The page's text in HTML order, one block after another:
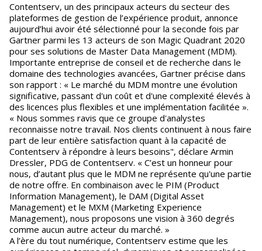
Contentserv, un des principaux acteurs du secteur des
plateformes de gestion de l’expérience produit, annonce
aujourd’hui avoir été sélectionné pour la seconde fois par
Gartner parmi les 13 acteurs de son Magic Quadrant 2020
pour ses solutions de Master Data Management (MDM).
Importante entreprise de conseil et de recherche dans le
domaine des technologies avancées, Gartner précise dans
son rapport : « Le marché du MDM montre une évolution
significative, passant d'un coût et d'une complexité élevés à
des licences plus flexibles et une implémentation facilitée ».
« Nous sommes ravis que ce groupe d'analystes
reconnaisse notre travail. Nos clients continuent à nous faire
part de leur entière satisfaction quant à la capacité de
Contentserv à répondre à leurs besoins", déclare Armin
Dressler, PDG de Contentserv. « C’est un honneur pour
nous, d’autant plus que le MDM ne représente qu'une partie
de notre offre. En combinaison avec le PIM (Product
Information Management), le DAM (Digital Asset
Management) et le MXM (Marketing Experience
Management), nous proposons une vision à 360 degrés
comme aucun autre acteur du marché. »
A l’ère du tout numérique, Contentserv estime que les